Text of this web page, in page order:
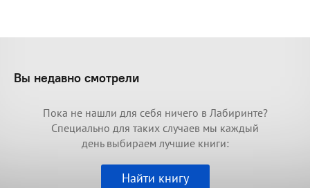
Вы недавно смотрели
Пока не нашли для себя ничего в Лабиринте?
Специально для таких случаев мы каждый
день выбираем лучшие книги:
Найти книгу